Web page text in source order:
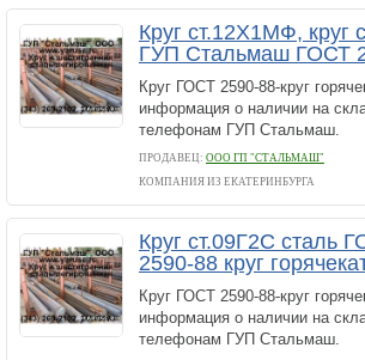
Круг ст.12Х1МФ,
ГУП Стальмаш ГОСТ
Круг ГОСТ 2590-88-круг
информация о наличии на
телефонам ГУП Стальмаш.
ПРОДАВЕЦ: ООО ГП "СТАЛЬМАШ"
КОМПАНИЯ ИЗ ЕКАТЕРИНБУРГА
Круг ст.09Г2С сталь
2590-88 круг
Круг ГОСТ 2590-88-круг
информация о наличии на
телефонам ГУП Стальмаш.